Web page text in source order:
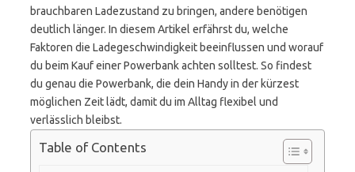
brauchbaren Ladezustand zu bringen, andere benötigen
deutlich länger. In diesem Artikel erfährst du, welche
Faktoren die Ladegeschwindigkeit beeinflussen und worauf
du beim Kauf einer Powerbank achten solltest. So findest
du genau die Powerbank, die dein Handy in der kürzest
möglichen Zeit lädt, damit du im Alltag flexibel und
verlässlich bleibst.
Table of Contents